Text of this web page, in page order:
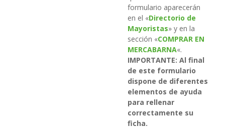
formulario aparecerán
en el «Directorio de
Mayoristas» y en la
sección «COMPRAR EN
MERCABARNA«.
IMPORTANTE: Al final
de este formulario
dispone de diferentes
elementos de ayuda
para rellenar
correctamente su
ficha.